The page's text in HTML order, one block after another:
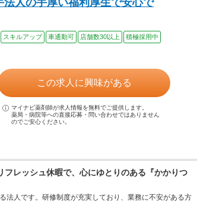
法人の手厚い福利厚生で安心で
スキルアップ 車通勤可 店舗数30以上
積極採用中
この求人に興味がある
マイナビ薬剤師が求人情報を無料でご提供します。
薬局・病院等への直接応募・問い合わせではありません
のでご安心ください。
レッシュ休暇で、心にゆとりのある『かかりつ
法人です。研修制度が充実しており、業務に不安がある方